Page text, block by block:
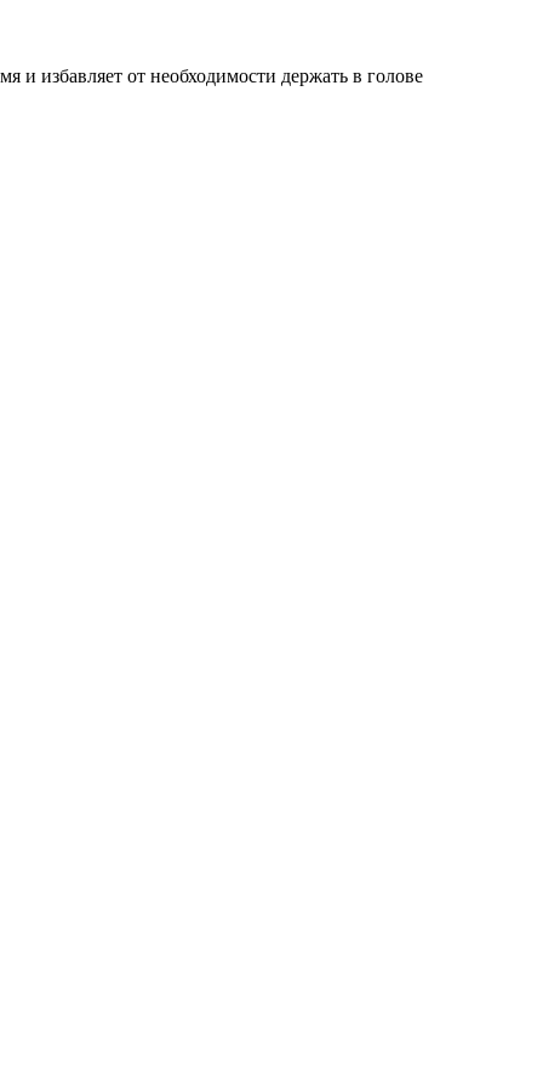
и избавляет от необходимости держать в голове